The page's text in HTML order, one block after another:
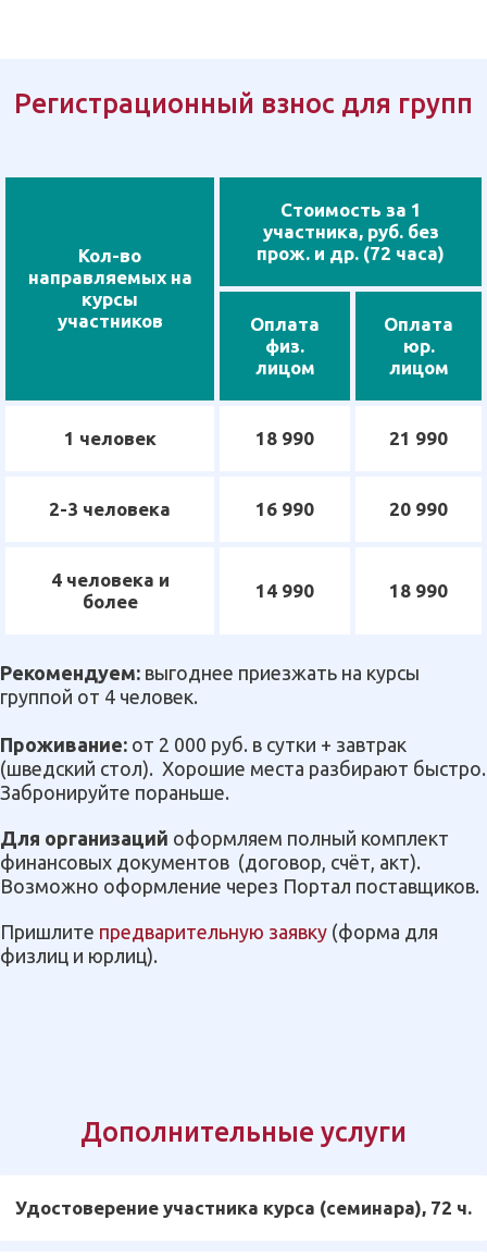
Регистрационный взнос для групп
Кол-во
направляемых на
курсы
участников
Стоимость за 1
участника, руб. без
прож. и др. (72 часа)
Оплата
физ.
лицом
Оплата
юр.
лицом
1 человек 18 990 21 990
2-3 человека 16 990 20 990
4 человека и
более
14 990 18 990
Рекомендуем: выгоднее приезжать на курсы
группой от 4 человек.
Проживание: от 2 000 руб. в сутки + завтрак
(шведский стол). Хорошие места разбирают быстро.
Забронируйте пораньше.
Для организаций оформляем полный комплект
финансовых документов (договор, счёт, акт).
Возможно оформление через Портал поставщиков.
Пришлите предварительную заявку (форма для
физлиц и юрлиц).
Дополнительные услуги
Удостоверение участника курса (семинара), 72 ч.